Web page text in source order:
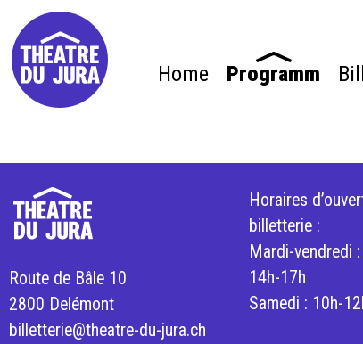
Home Programm
Route de Bâle 10
2800 Delémont
billetterie@theatre-du-jura.ch
Horaires
billetterie :
Mardi-vendredi
14h-17h
Samedi : 10h-